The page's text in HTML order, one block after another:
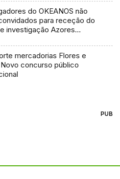
do OKEANOS não
para receção do
investigação Azores
mercadorias Flores e
concurso público
PUB